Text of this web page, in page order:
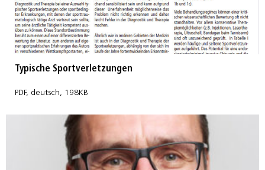
Typische Sportverletzungen
PDF, deutsch, 198KB